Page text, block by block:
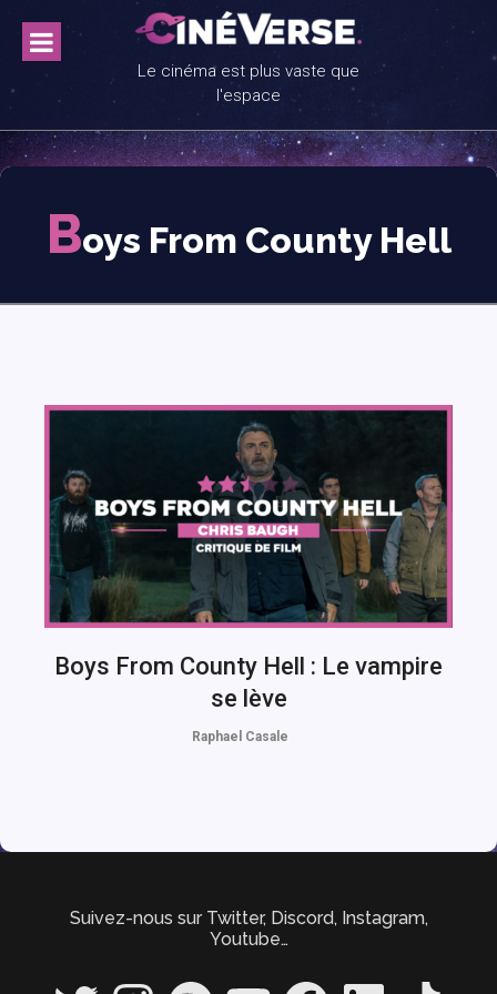
content
Le cinéma est plus vaste que
l'espace
Boys From County Hell
Boys From County Hell : Le vampire
se lève
Raphael Casale
Suivez-nous sur Twitter, Discord, Instagram,
Youtube…
Twitter InstagramSpotify YouTube FacebookLinkedIn TikTok